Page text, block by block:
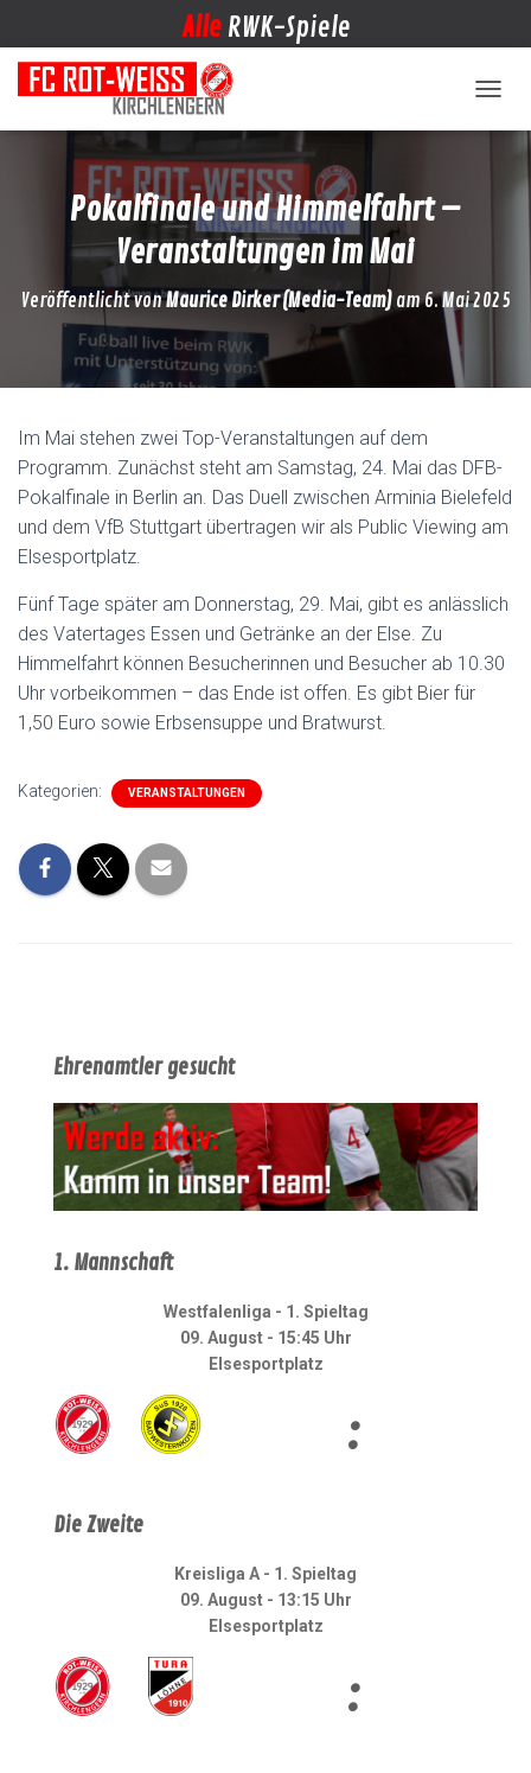
Alle RWK-Spiele
Pokalfinale und Himmelfahrt –
Veranstaltungen im Mai
Veröffentlicht vonMaurice Dirker (Media-Team)am6. Mai 2025
Im Mai stehen zwei Top-Veranstaltungen auf dem
Programm. Zunächst steht am Samstag, 24. Mai das DFB-
Pokalfinale in Berlin an. Das Duell zwischen Arminia Bielefeld
und dem VfB Stuttgart übertragen wir als Public Viewing am
Elsesportplatz.
Fünf Tage später am Donnerstag, 29. Mai, gibt es anlässlich
des Vatertages Essen und Getränke an der Else. Zu
Himmelfahrt können Besucherinnen und Besucher ab 10.30
Uhr vorbeikommen – das Ende ist offen. Es gibt Bier für
1,50 Euro sowie Erbsensuppe und Bratwurst.
Kategorien: VERANSTALTUNGEN
Ehrenamtler gesucht
1. Mannschaft
Westfalenliga - 1. Spieltag
09. August - 15:45 Uhr
Elsesportplatz
:
Die Zweite
Kreisliga A - 1. Spieltag
09. August - 13:15 Uhr
Elsesportplatz
: